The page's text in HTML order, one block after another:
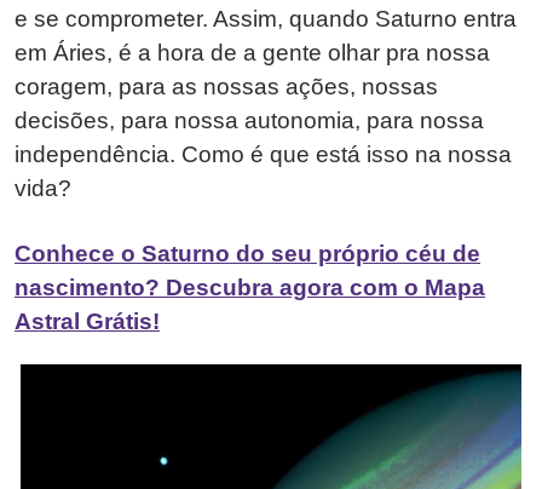
e se comprometer. Assim, quando Saturno entra
em Áries, é a hora de a gente olhar pra nossa
coragem, para as nossas ações, nossas
decisões, para nossa autonomia, para nossa
independência. Como é que está isso na nossa
vida?
Conhece o Saturno do seu próprio céu de
nascimento? Descubra agora com o Mapa
Astral Grátis!